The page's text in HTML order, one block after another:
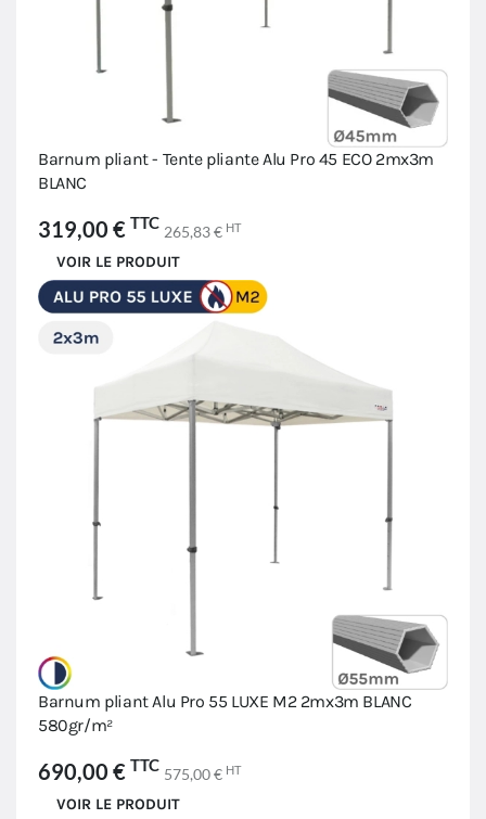
Barnum pliant - Tente pliante Alu Pro 45 ECO 2mx3m
BLANC
319,00 € TTC 265,83 € HT
VOIR LE PRODUIT
Barnum pliant Alu Pro 55 LUXE M2 2mx3m BLANC
580gr/m²
690,00 € TTC 575,00 € HT
VOIR LE PRODUIT